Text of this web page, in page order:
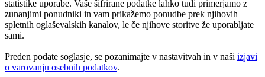
statistike uporabe. Vaše šifrirane podatke lahko tudi primerjamo z
zunanjimi ponudniki in vam prikažemo ponudbe prek njihovih
spletnih oglaševalskih kanalov, le če njihove storitve že uporabljate
sami.
Preden podate soglasje, se pozanimajte v nastavitvah in v naši izjavi
o varovanju osebnih podatkov.